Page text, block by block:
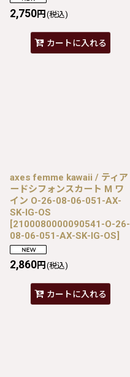
2,750円 (税込)
カートに入れる
axes femme kawaii / ティア
ードシフォンスカート M ワ
イン O-26-08-06-051-AX-
SK-IG-OS
[2100080000090541-O-26-
08-06-051-AX-SK-IG-OS]
2,860円 (税込)
カートに入れる